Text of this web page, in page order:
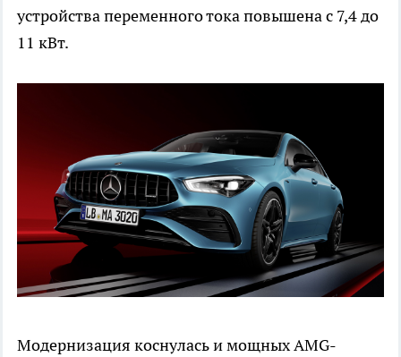
устройства переменного тока повышена с 7,4 до
11 кВт.
Модернизация коснулась и мощных AMG-